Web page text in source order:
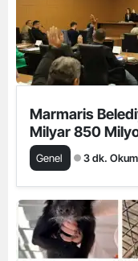
Marmaris
Milyar 850
Genel 3 dk.